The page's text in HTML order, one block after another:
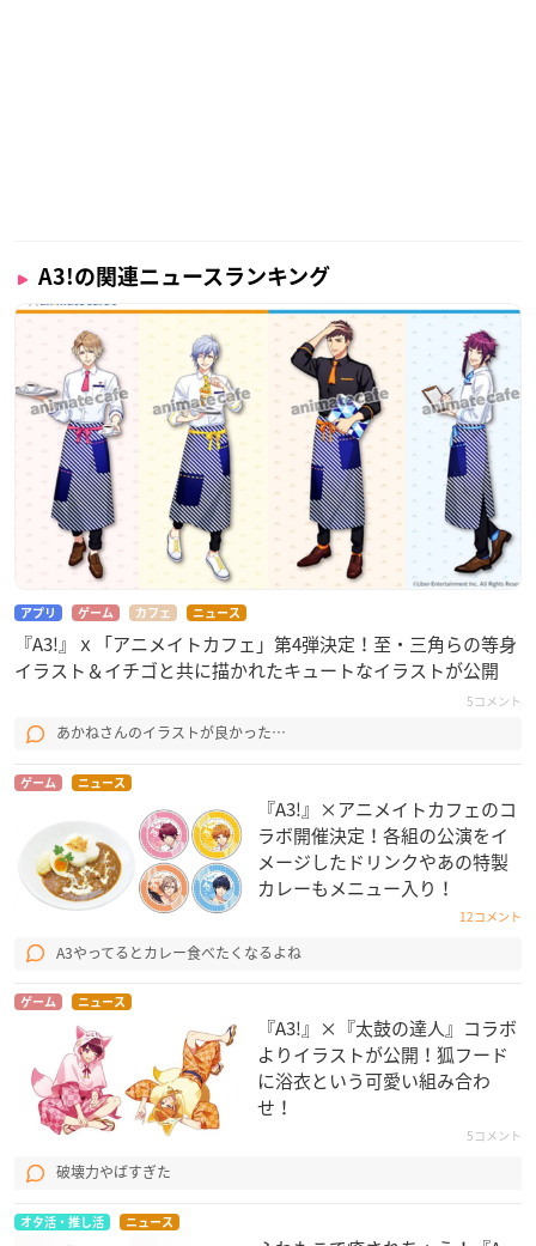
A3!の関連ニュースランキング
アプリ ゲーム カフェ ニュース
『A3!』ｘ「アニメイトカフェ」第4弾決定！至・三角らの等身
イラスト＆イチゴと共に描かれたキュートなイラストが公開
5コメント
あかねさんのイラストが良かった…
ゲーム ニュース
『A3!』×アニメイトカフェのコ
ラボ開催決定！各組の公演をイ
メージしたドリンクやあの特製
カレーもメニュー入り！
12コメント
A3やってるとカレー食べたくなるよね
ゲーム ニュース
『A3!』×『太鼓の達人』コラボ
よりイラストが公開！狐フード
に浴衣という可愛い組み合わ
せ！
5コメント
破壊力やばすぎた
オタ活・推し活 ニュース